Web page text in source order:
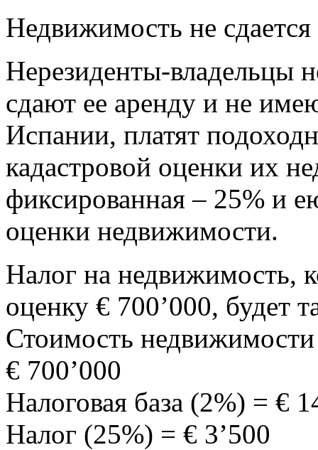
Недвижимость не сдается
Нерезиденты-владельцы
сдают ее аренду и не
Испании, платят
кадастровой оценки их
фиксированная – 25% и
оценки недвижимости.
Налог на недвижимость,
оценку € 700’000, будет
Стоимость
€ 700’000
Налоговая база (2%) = €
Налог (25%) = € 3’500